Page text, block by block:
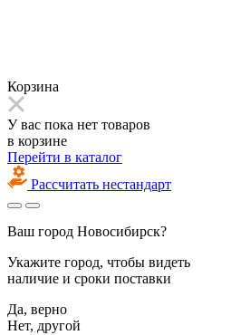
Корзина
У вас пока нет товаров
в корзине
Перейти в каталог
Рассчитать нестандарт
Ваш город Новосибирск?
Укажите город, чтобы видеть
наличие и сроки поставки
Да, верно
Нет, другой